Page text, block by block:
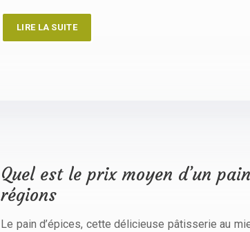
LIRE LA SUITE
Quel est le prix moyen d’un
régions
Le pain d’épices, cette délicieuse pâtisserie au